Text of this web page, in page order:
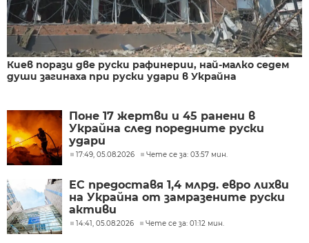
Киев порази две руски рафинерии, най-малко седем
души загинаха при руски удари в Украйна
Поне 17 жертви и 45 ранени в
Украйна след поредните руски
удари
17:49, 05.08.2026 Чете се за: 03:57 мин.
ЕС предоставя 1,4 млрд. евро лихви
на Украйна от замразените руски
активи
14:41, 05.08.2026 Чете се за: 01:12 мин.